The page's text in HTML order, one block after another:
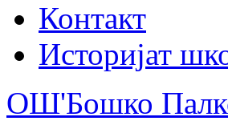
Контакт
Историјат
ОШ'Бошко